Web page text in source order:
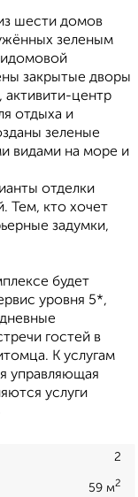
шести домов
зеленым
закрытые дворы
центр
отдыха и
зеленые
видами на море и
отделки
Тем, кто хочет
задумки,
будет
уровня 5*,
гостей в
К услугам
управляющая
услуги
2
59 м2